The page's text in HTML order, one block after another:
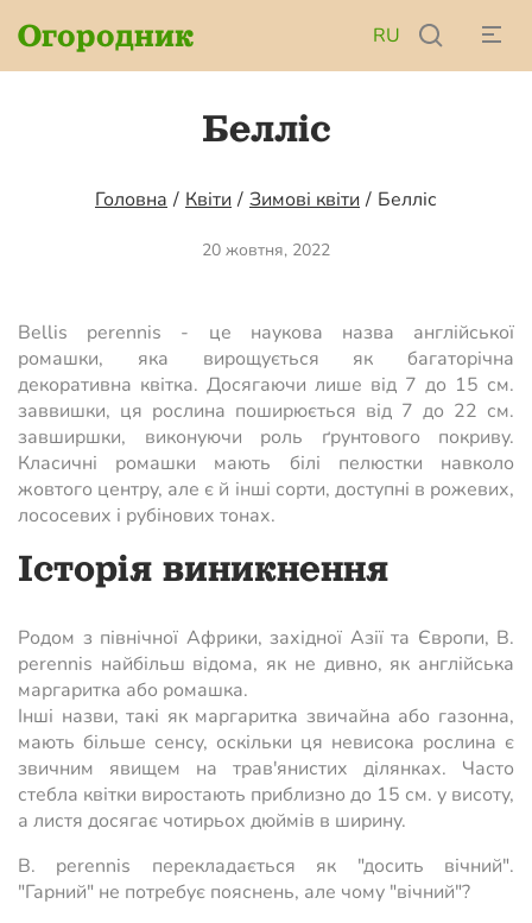
Огородник RU
Белліс
Головна / Квіти / Зимові квіти / Белліс
20 жовтня, 2022
Bellis perennis - це наукова назва англійської
ромашки, яка вирощується як багаторічна
декоративна квітка. Досягаючи лише від 7 до 15 см.
заввишки, ця рослина поширюється від 7 до 22 см.
завширшки, виконуючи роль ґрунтового покриву.
Класичні ромашки мають білі пелюстки навколо
жовтого центру, але є й інші сорти, доступні в рожевих,
лососевих і рубінових тонах.
Історія виникнення
Родом з північної Африки, західної Азії та Європи, B.
perennis найбільш відома, як не дивно, як англійська
маргаритка або ромашка.
Інші назви, такі як маргаритка звичайна або газонна,
мають більше сенсу, оскільки ця невисока рослина є
звичним явищем на трав'янистих ділянках. Часто
стебла квітки виростають приблизно до 15 см. у висоту,
а листя досягає чотирьох дюймів в ширину.
B. perennis перекладається як "досить вічний".
"Гарний" не потребує пояснень, але чому "вічний"?